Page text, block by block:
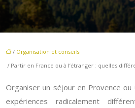
/ Organisation et conseils
/ Partir en France ou à l’étranger : quelles
Organiser un séjour en Provence
expériences radicalement